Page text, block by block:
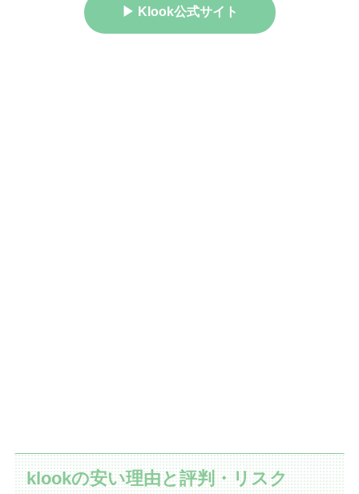
▶ Klook公式サイト
klookの安い理由と評判・リスク